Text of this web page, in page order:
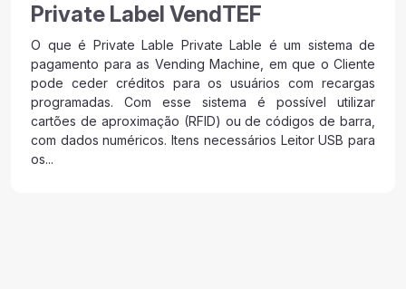
Private Label VendTEF
O que é Private Lable Private Lable é um sistema de
pagamento para as Vending Machine, em que o Cliente
pode ceder créditos para os usuários com recargas
programadas. Com esse sistema é possível utilizar
cartões de aproximação (RFID) ou de códigos de barra,
com dados numéricos. Itens necessários Leitor USB para
os...